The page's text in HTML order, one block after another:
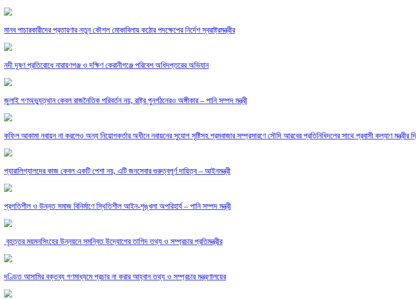
মানব পাচারকারীদের প্রতারণার নতুন কৌশল মোকাবিলায় কঠোর পদক্ষেপের নির্দেশ স্বরাষ্ট্রমন্ত্রীর
নদী দূষণ প্রতিরোধে নারায়ণগঞ্জ ও দক্ষিণ কেরানীগঞ্জে পরিবেশ অধিদপ্তরের অভিযান
জুলাই গণঅভ্যুত্থান কেবল রাজনৈতিক পরিবর্তন নয়, রাষ্ট্র পুনর্গঠনেরও অঙ্গীকার – পানি সম্পদ মন্ত্রী
কফিল আকামা নবায়ন না করলেও অন্য নিয়োগকর্তার অধীনে নবায়নের সুযোগ সৃষ্টিসহ শ্রমবাজার সম্প্রসারণে সৌদি আরবের প্রতিনিধিদলের সাথে প্রবাসী কল্যাণ মন্ত্রীর
প্যারালিগ্যালদের কাজ কেবল একটি পেশা নয়, এটি জনসেবার গুরুত্বপূর্ণ দায়িত্ব – আইনমন্ত্রী
‎প্রগতিশীল ও উন্নত সমাজ বিনির্মাণে স্থিতিশীল আইন-শৃঙ্খলা অপরিহার্য – পানি সম্পদ মন্ত্রী
‎ বৃহত্তর ময়মনসিংহের উন্নয়নে সমন্বিত উদ্যোগের তাগিদ তথ্য ও সম্প্রচার প্রতিমন্ত্রীর
দণ্ডিত আসামির বক্তব্য গণমাধ্যমে প্রচার না করার আহ্বান তথ্য ও সম্প্রচার মন্ত্রণালয়ের